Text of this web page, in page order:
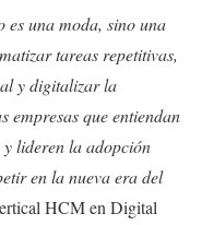
una moda, sino una
tareas repetitivas,
y digitalizar la
empresas que entiendan
lideren la adopción
en la nueva era del
HCM en Digital